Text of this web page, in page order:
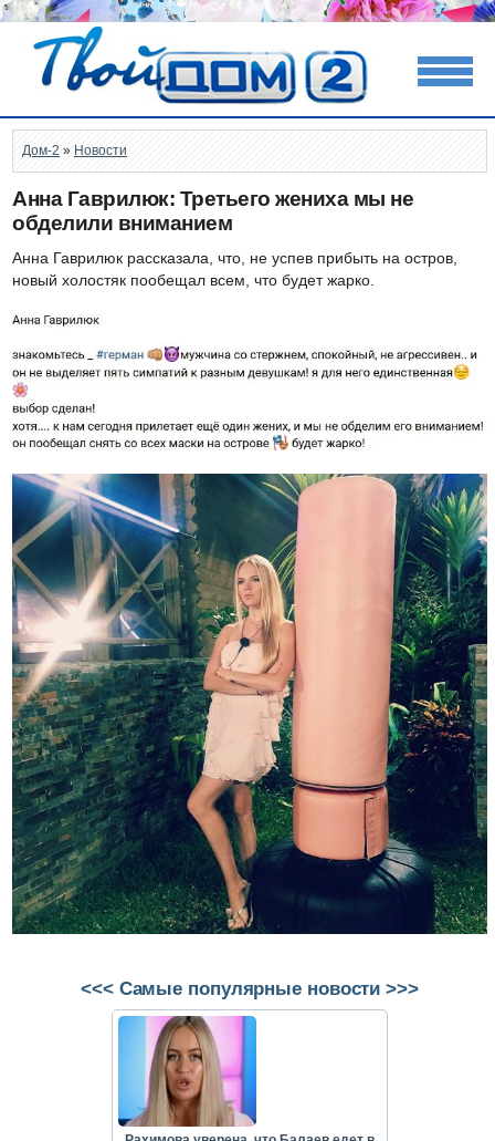
Дом-2 » Новости
Анна Гаврилюк: Третьего жениха мы не
обделили вниманием
Анна Гаврилюк рассказала, что, не успев прибыть на остров,
новый холостяк пообещал всем, что будет жарко.
<<< Самые популярные новости >>>